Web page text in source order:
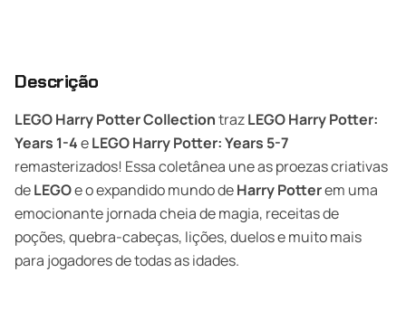
Descrição
LEGO Harry Potter CollectiontrazLEGO Harry Potter:
Years 1-4eLEGO Harry Potter: Years 5-7
remasterizados! Essa coletânea une as proezas criativas
deLEGOe o expandido mundo deHarryPotterem uma
emocionante jornada cheia de magia, receitas de
poções, quebra-cabeças, lições, duelos e muito mais
para jogadores de todas as idades.